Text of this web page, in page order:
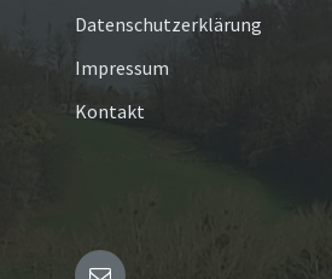
Datenschutzerklärung
Impressum
Kontakt
Email